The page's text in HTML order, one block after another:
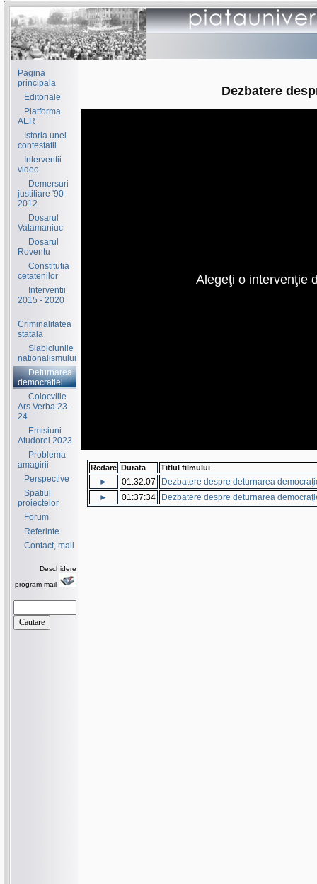
Pagina
principala
Editoriale
Platforma
AER
Istoria unei
contestatii
Interventii
video
Demersuri
justitiare '90-
2012
Dosarul
Vatamaniuc
Dosarul
Roventu
Constitutia
cetatenilor
Interventii
2015 - 2020
Criminalitatea
statala
Slabiciunile
nationalismului
Deturnarea
democratiei
Colocviile
Ars Verba 23-
24
Emisiuni
Atudorei 2023
Problema
amagirii
Perspective
Spatiul
proiectelor
Forum
Referinte
Contact, mail
Deschidere
program mail
Dezbatere
Alegeţi o intervenţie
Redare Durata Titlul filmului
► 01:32:07
Dezbatere despre deturnarea
►
01:37:34 Dezbatere despre deturnarea